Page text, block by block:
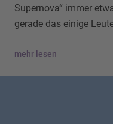
Supernova“ immer
gerade das einige
mehr lesen